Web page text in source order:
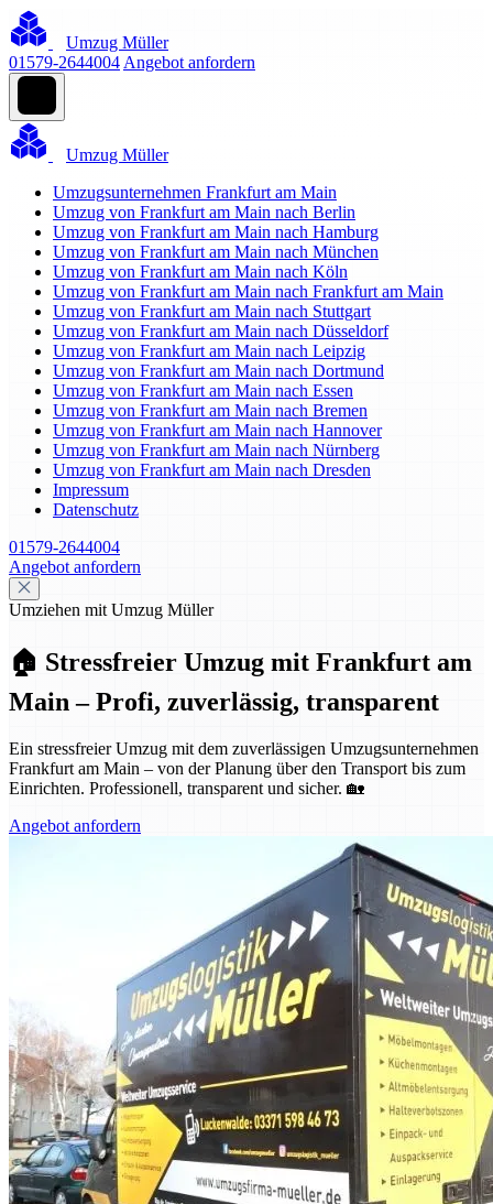
Umzug Müller
01579-2644004 Angebot anfordern
Umzug Müller
Umzugsunternehmen Frankfurt am Main
Umzug von Frankfurt am Main nach Berlin
Umzug von Frankfurt am Main nach Hamburg
Umzug von Frankfurt am Main nach München
Umzug von Frankfurt am Main nach Köln
Umzug von Frankfurt am Main nach Frankfurt am Main
Umzug von Frankfurt am Main nach Stuttgart
Umzug von Frankfurt am Main nach Düsseldorf
Umzug von Frankfurt am Main nach Leipzig
Umzug von Frankfurt am Main nach Dortmund
Umzug von Frankfurt am Main nach Essen
Umzug von Frankfurt am Main nach Bremen
Umzug von Frankfurt am Main nach Hannover
Umzug von Frankfurt am Main nach Nürnberg
Umzug von Frankfurt am Main nach Dresden
Impressum
Datenschutz
01579-2644004
Angebot anfordern
Umziehen mit Umzug Müller
🏠 Stressfreier Umzug mit Frankfurt am
Main – Profi, zuverlässig, transparent
Ein stressfreier Umzug mit dem zuverlässigen Umzugsunternehmen
Frankfurt am Main – von der Planung über den Transport bis zum
Einrichten. Professionell, transparent und sicher. 🏡
Angebot anfordern